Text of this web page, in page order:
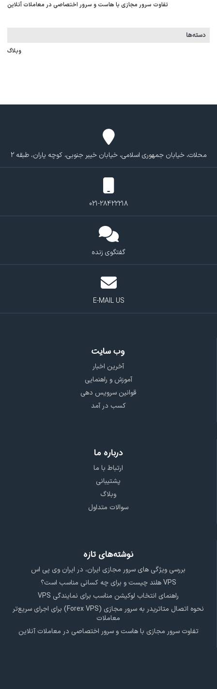
تفاوت سرور مجازی با هاست و سرور اختصاصی در معاملات آنلاین
دسته‌ها
وبلاگ
محلات، خیابان جمهوری اسلامی، خیابان خیبر جنوبی، کوچه یاران، طبقه 2
021-28422218
گفتگوی زنده
E-MAIL US
وب سایت
آخرین اخبار
آموزش و راهنمایی
قوانین سرویس دهی
کسب در آمد
درباره ما
ارتباط با ما
پشتیبانی
وبلاگ
سوالات متداول
نوشته‌های تازه
بررسی ویژگی‌ های سرور مجازی ایران، در ایران وی پی اس
VPS هلند چیست و برای چه کسانی مناسب است؟
راهنمای انتخاب لوکیشن مناسب برای نمایندگی VPS
نحوه اتصال متاتریدر به سرور مجازی (Forex VPS) برای اجرای سریع‌تر
معاملات
تفاوت سرور مجازی با هاست و سرور اختصاصی در معاملات آنلاین